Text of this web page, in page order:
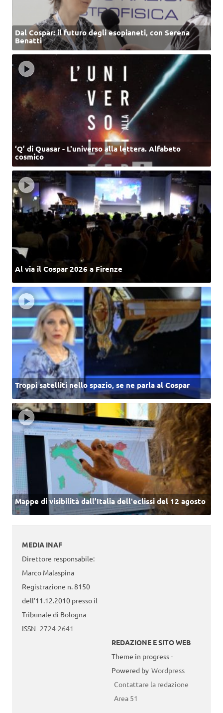
Dal Cospar: il futuro degli esopianeti, con Serena
Benatti
‘Q’ di Quasar - L'universo alla lettera. Alfabeto
cosmico
Al via il Cospar 2026 a Firenze
Troppi satelliti nello spazio, se ne parla al Cospar
Mappe di visibilità dall’Italia dell'eclissi del 12 agosto
MEDIA INAF
Direttore responsabile:
Marco Malaspina
Registrazione n. 8150
dell’11.12.2010 presso il
Tribunale di Bologna
ISSN 2724-2641
REDAZIONE E SITO WEB
Theme in progress -
Powered by Wordpress
Contattare la redazione
Area 51